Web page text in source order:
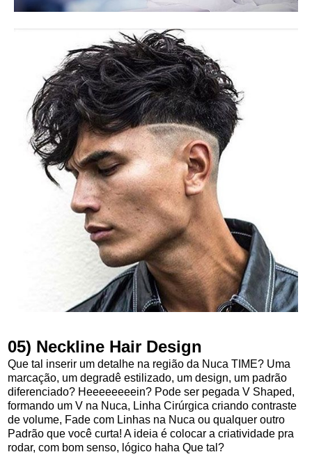
05) Neckline Hair Design
Que tal inserir um detalhe na região da Nuca TIME? Uma
marcação, um degradê estilizado, um design, um padrão
diferenciado? Heeeeeeeein? Pode ser pegada V Shaped,
formando um V na Nuca, Linha Cirúrgica criando contraste
de volume, Fade com Linhas na Nuca ou qualquer outro
Padrão que você curta! A ideia é colocar a criatividade pra
rodar, com bom senso, lógico haha Que tal?